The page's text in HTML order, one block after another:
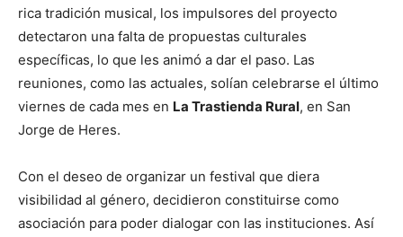
rica tradición musical, los impulsores del proyecto
detectaron una falta de propuestas culturales
específicas, lo que les animó a dar el paso. Las
reuniones, como las actuales, solían celebrarse el último
viernes de cada mes en La Trastienda Rural, en San
Jorge de Heres.
Con el deseo de organizar un festival que diera
visibilidad al género, decidieron constituirse como
asociación para poder dialogar con las instituciones. Así